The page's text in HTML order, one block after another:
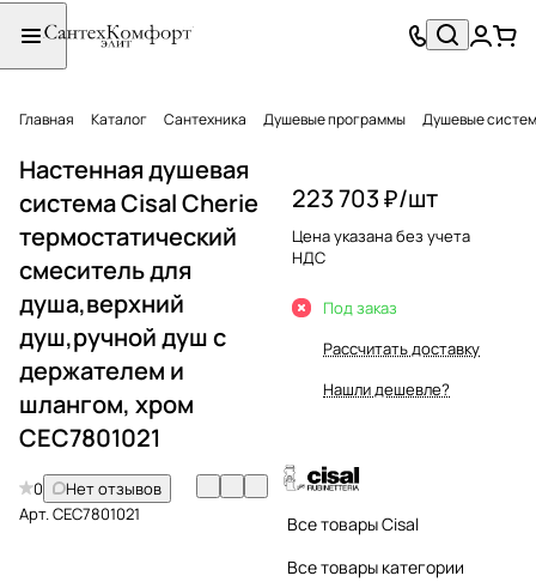
Главная Каталог Сантехника Душевые программы Душевые
Настенная душевая
система Cisal Cherie
термостатический
смеситель для
душа,верхний
душ,ручной душ с
держателем и
шлангом, хром
CEC7801021
0
Нет отзывов
Арт.CEC7801021
223 703 ₽/шт
Цена указана без учета
НДС
Под заказ
Рассчитать доставку
Нашли дешевле?
Все товары Cisal
Все товары категории